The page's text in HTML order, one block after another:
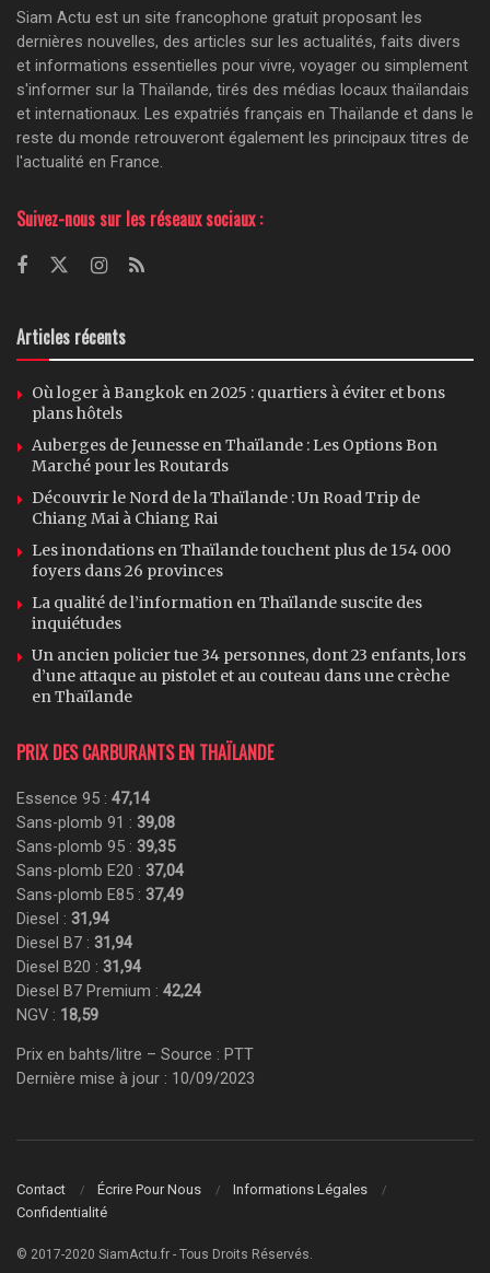
Siam Actu est un site francophone gratuit proposant les
dernières nouvelles, des articles sur les actualités, faits divers
et informations essentielles pour vivre, voyager ou simplement
s'informer sur la Thaïlande, tirés des médias locaux thaïlandais
et internationaux. Les expatriés français en Thaïlande et dans le
reste du monde retrouveront également les principaux titres de
l'actualité en France.
Suivez-nous sur les réseaux sociaux :
Articles récents
Où loger à Bangkok en 2025 : quartiers à éviter et bons
plans hôtels
Auberges de Jeunesse en Thaïlande : Les Options Bon
Marché pour les Routards
Découvrir le Nord de la Thaïlande : Un Road Trip de
Chiang Mai à Chiang Rai
Les inondations en Thaïlande touchent plus de 154 000
foyers dans 26 provinces
La qualité de l’information en Thaïlande suscite des
inquiétudes
Un ancien policier tue 34 personnes, dont 23 enfants, lors
d’une attaque au pistolet et au couteau dans une crèche
en Thaïlande
PRIX DES CARBURANTS EN THAÏLANDE
Essence 95 : 47,14
Sans-plomb 91 : 39,08
Sans-plomb 95 : 39,35
Sans-plomb E20 : 37,04
Sans-plomb E85 : 37,49
Diesel : 31,94
Diesel B7 : 31,94
Diesel B20 : 31,94
Diesel B7 Premium : 42,24
NGV : 18,59
Prix en bahts/litre – Source : PTT
Dernière mise à jour : 10/09/2023
Contact Écrire Pour Nous
Informations Légales
Confidentialité
© 2017-2020 SiamActu.fr - Tous Droits Réservés.